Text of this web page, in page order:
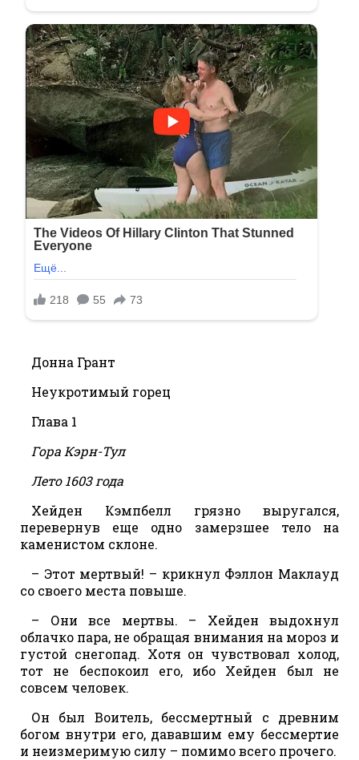
Донна Грант
Неукротимый горец
Глава 1
Гора Кэрн-Тул
Лето 1603 года
Хейден Кэмпбелл грязно выругался,
перевернув еще одно замерзшее тело на
каменистом склоне.
– Этот мертвый! – крикнул Фэллон Маклауд
со своего места повыше.
– Они все мертвы. – Хейден выдохнул
облачко пара, не обращая внимания на мороз и
густой снегопад. Хотя он чувствовал холод,
тот не беспокоил его, ибо Хейден был не
совсем человек.
Он был Воитель, бессмертный с древним
богом внутри его, дававшим ему бессмертие
и неизмеримую силу – помимо всего прочего.